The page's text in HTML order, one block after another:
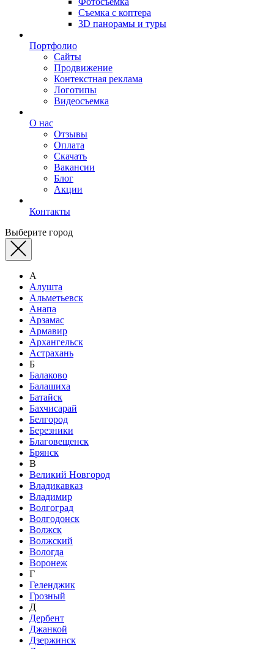
Съемка с коптера
3D панорамы и туры
Портфолио
Сайты
Продвижение
Контекстная реклама
Логотипы
Видеосъемка
О нас
Отзывы
Оплата
Скачать
Вакансии
Блог
Акции
Контакты
Выберите город
А
Алушта
Альметьевск
Анапа
Арзамас
Армавир
Архангельск
Астрахань
Б
Балаково
Балашиха
Батайск
Бахчисарай
Белгород
Березники
Благовещенск
Брянск
В
Великий Новгород
Владикавказ
Владимир
Волгоград
Волгодонск
Волжск
Волжский
Вологда
Воронеж
Г
Геленджик
Грозный
Д
Дербент
Джанкой
Дзержинск